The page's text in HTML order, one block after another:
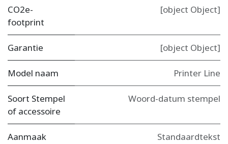
CO2e-
footprint
[object Object]
Garantie [object Object]
Model naam Printer Line
Soort Stempel
of accessoire
Woord-datum stempel
Aanmaak
Standaardtekst